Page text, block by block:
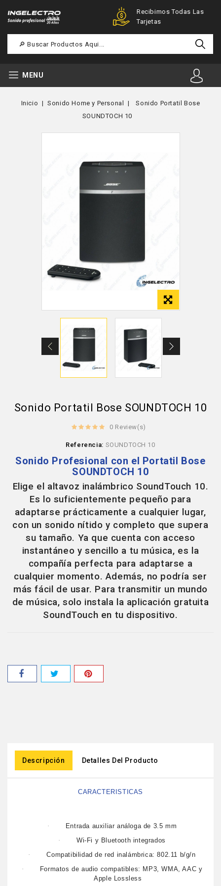
Ofertas Especiales Para
Registrados
Recibimos Todas Las
Tarjetas
MENU
Inicio Sonido Home y Personal
Sonido Portatil Bose
SOUNDTOCH 10
Sonido Portatil Bose SOUNDTOCH 10
0 Review(s)
Referencia: SOUNDTOCH 10
Sonido Profesional con el Portatil Bose
SOUNDTOCH 10
Elige el altavoz inalámbrico SoundTouch 10.
Es lo suficientemente pequeño para
adaptarse prácticamente a cualquier lugar,
con un sonido nítido y completo que supera
su tamaño. Ya que cuenta con acceso
instantáneo y sencillo a tu música, es la
compañía perfecta para adaptarse a
cualquier momento. Además, no podría ser
más fácil de usar. Para transmitir un mundo
de música, solo instala la aplicación gratuita
SoundTouch en tu dispositivo.
Descripción Detalles Del Producto
CARACTERISTICAS
·
Entrada auxiliar análoga de 3.5 mm
·
Wi-Fi y Bluetooth integrados
·
Compatibilidad de red inalámbrica: 802.11 b/g/n
·
Formatos de audio compatibles: MP3, WMA, AAC y
Apple Lossless